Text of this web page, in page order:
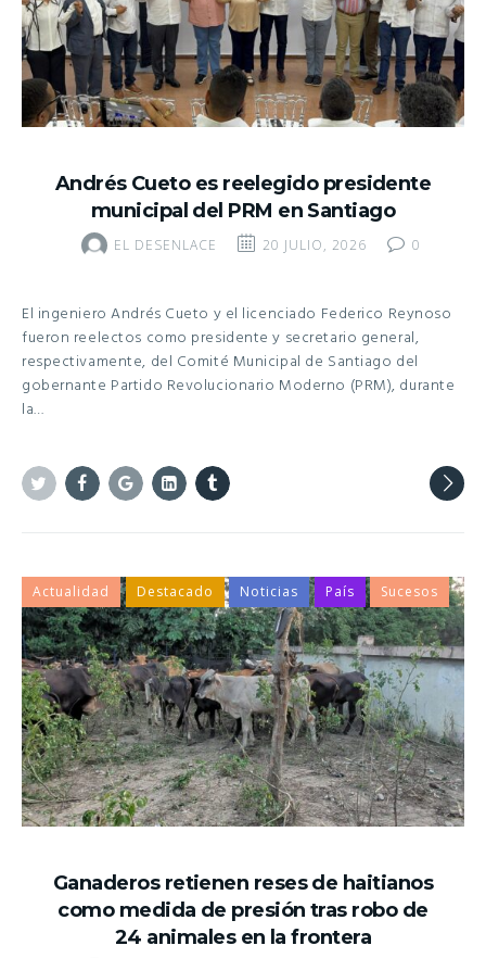
Andrés Cueto es reelegido presidente
municipal del PRM en Santiago
EL DESENLACE 20 JULIO, 2026 0
El ingeniero Andrés Cueto y el licenciado Federico Reynoso
fueron reelectos como presidente y secretario general,
respectivamente, del Comité Municipal de Santiago del
gobernante Partido Revolucionario Moderno (PRM), durante
la…
Ganaderos retienen reses de haitianos
como medida de presión tras robo de
24 animales en la frontera
Actualidad Destacado Noticias País Sucesos